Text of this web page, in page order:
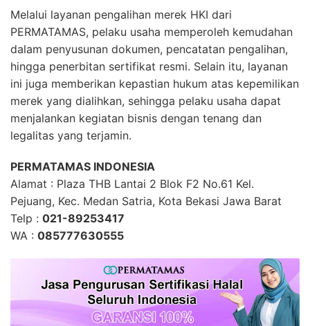
Melalui layanan pengalihan merek HKI dari
PERMATAMAS, pelaku usaha memperoleh kemudahan
dalam penyusunan dokumen, pencatatan pengalihan,
hingga penerbitan sertifikat resmi. Selain itu, layanan
ini juga memberikan kepastian hukum atas kepemilikan
merek yang dialihkan, sehingga pelaku usaha dapat
menjalankan kegiatan bisnis dengan tenang dan
legalitas yang terjamin.
PERMATAMAS INDONESIA
Alamat : Plaza THB Lantai 2 Blok F2 No.61 Kel.
Pejuang, Kec. Medan Satria, Kota Bekasi Jawa Barat
Telp : 021-89253417
WA : 085777630555